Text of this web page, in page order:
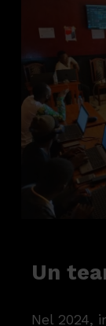
Un
Nel 2024,